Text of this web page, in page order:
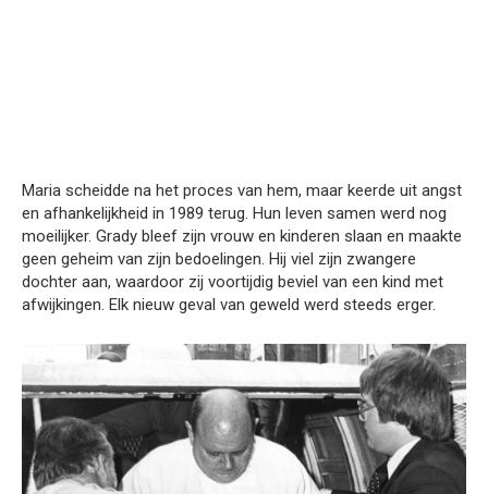
Maria scheidde na het proces van hem, maar keerde uit angst
en afhankelijkheid in 1989 terug. Hun leven samen werd nog
moeilijker. Grady bleef zijn vrouw en kinderen slaan en maakte
geen geheim van zijn bedoelingen. Hij viel zijn zwangere
dochter aan, waardoor zij voortijdig beviel van een kind met
afwijkingen. Elk nieuw geval van geweld werd steeds erger.